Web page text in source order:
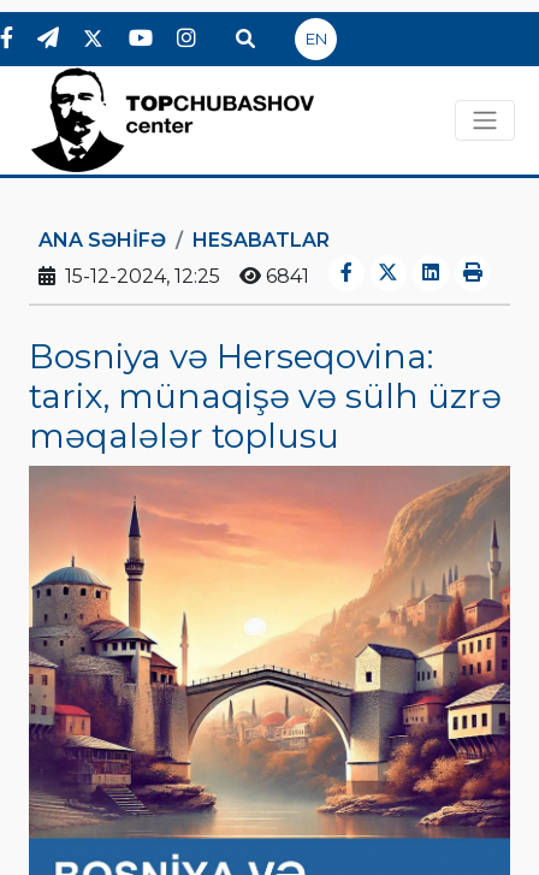
EN
ANA SƏHIFƏ
HESABATLAR
15-12-2024, 12:25
6841
Bosniya və Herseqovina:
tarix, münaqişə və sülh üzrə
məqalələr toplusu